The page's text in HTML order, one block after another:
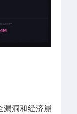
漏洞和经济崩